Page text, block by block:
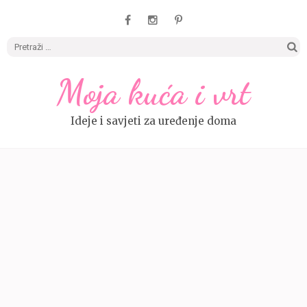
Moja kuća i vrt
Ideje i savjeti za uređenje doma